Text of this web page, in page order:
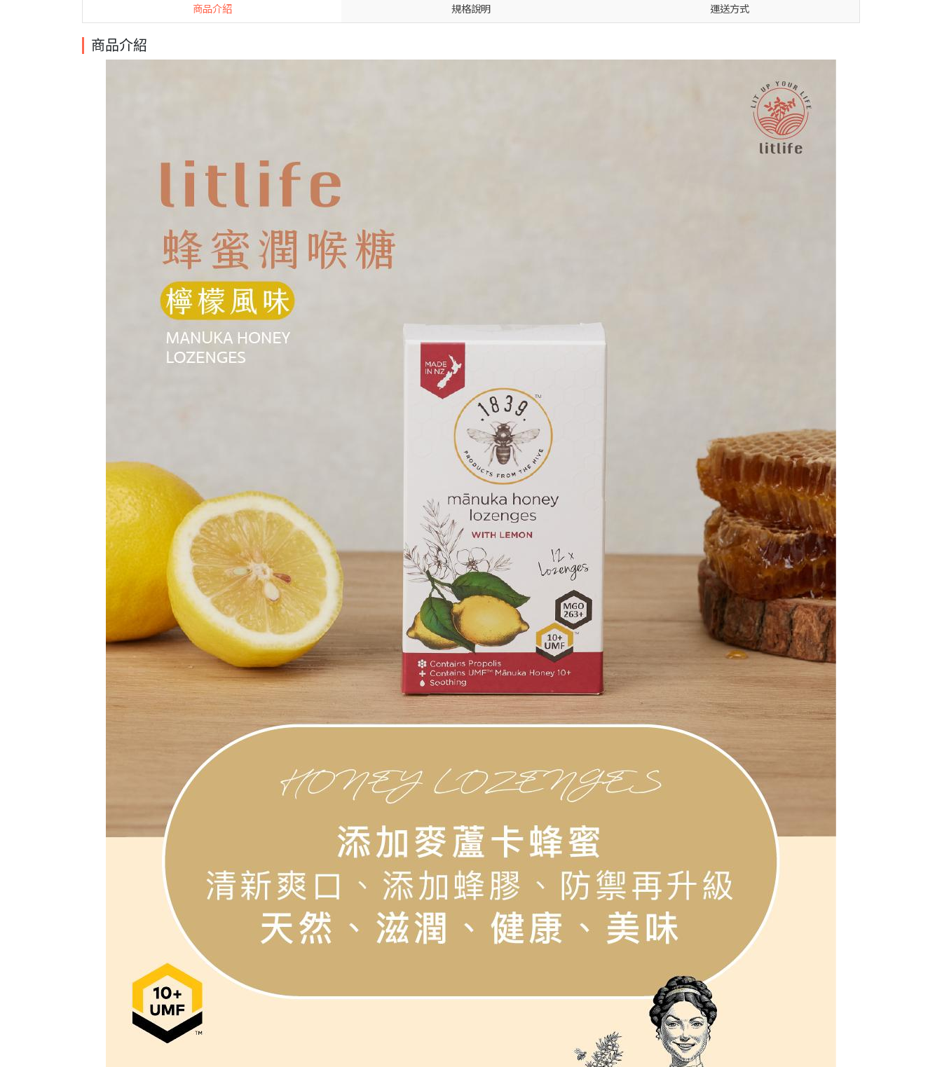
商品介紹 規格說明 運送方式
商品介紹